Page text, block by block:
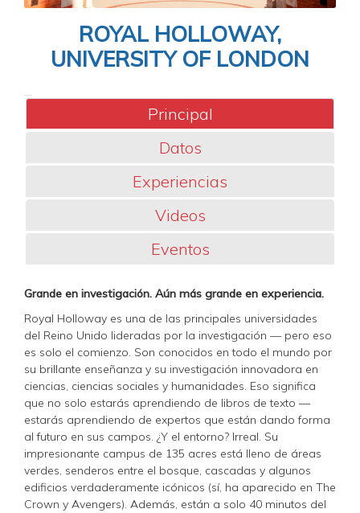
ROYAL HOLLOWAY,
UNIVERSITY OF LONDON
Principal
Datos
Experiencias
Videos
Eventos
Grande en investigación. Aún más grande en experiencia.
Royal Holloway es una de las principales universidades
del Reino Unido lideradas por la investigación — pero eso
es solo el comienzo. Son conocidos en todo el mundo por
su brillante enseñanza y su investigación innovadora en
ciencias, ciencias sociales y humanidades. Eso significa
que no solo estarás aprendiendo de libros de texto —
estarás aprendiendo de expertos que están dando forma
al futuro en sus campos. ¿Y el entorno? Irreal. Su
impresionante campus de 135 acres está lleno de áreas
verdes, senderos entre el bosque, cascadas y algunos
edificios verdaderamente icónicos (sí, ha aparecido en The
Crown y Avengers). Además, están a solo 40 minutos del